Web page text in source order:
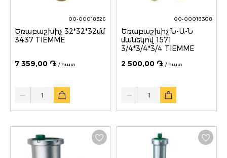
00-00018326
Եռաբաշխիչ 32*32*32մմ
3437 TIEMME
7 359,00 ֏ / հատ
00-00018308
Եռաբաշխիչ Ն-Ա-Ն
մանեկով 1571
3/4*3/4*3/4 TIEMME
2 500,00 ֏ / հատ